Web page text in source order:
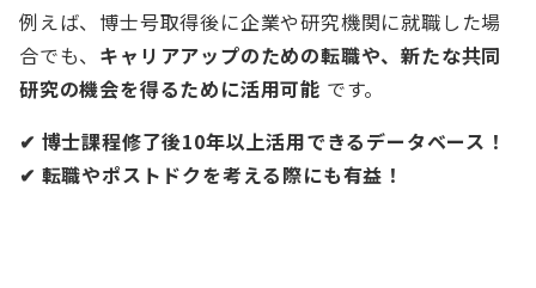
例えば、博士号取得後に企業や研究機関に就職した場
合でも、 キャリアアップのための転職や、新たな共同
研究の機会を得るために活用可能 です。
✔ 博士課程修了後10年以上活用できるデータベース！
✔ 転職やポストドクを考える際にも有益！